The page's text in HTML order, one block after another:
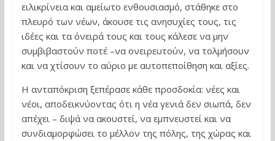
ειλικρίνεια και αμείωτο ενθουσιασμό, στάθηκε στο
πλευρό των νέων, άκουσε τις ανησυχίες τους, τις
ιδέες και τα όνειρά τους και τους κάλεσε να μην
συμβιβαστούν ποτέ –να ονειρευτούν, να τολμήσουν
και να χτίσουν το αύριο με αυτοπεποίθηση και αξίες.
Η ανταπόκριση ξεπέρασε κάθε προσδοκία: νέες και
νέοι, αποδεικνύοντας ότι η νέα γενιά δεν σιωπά, δεν
απέχει – διψά να ακουστεί, να εμπνευστεί και να
συνδιαμορφώσει το μέλλον της πόλης, της χώρας και